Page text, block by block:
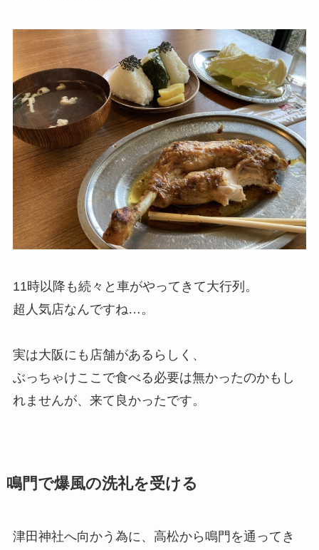
11時以降も続々と車がやってきて大行列。
超人気店なんですね…。
実は大阪にも店舗があるらしく、
ぶっちゃけここで食べる必要は無かったのかもし
れませんが、来て良かったです。
鳴門で爆風の洗礼を受ける
津田神社へ向かう為に、高松から鳴門を通ってき